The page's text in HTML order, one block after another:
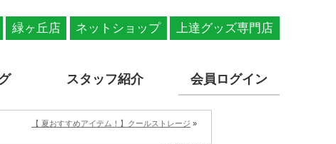
緑ヶ丘店 ネットショップ 上達グッズ専門店
スタッフ紹介 会員ログイン
【 夏おすすめアイテム！】クールストレージ »